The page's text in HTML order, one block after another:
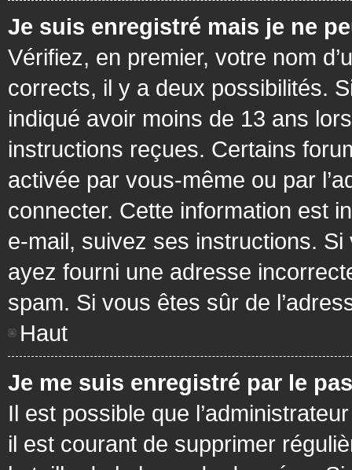
Je suis enregistré mais je ne
Vérifiez, en premier, votre nom
corrects, il y a deux possibilités.
indiqué avoir moins de 13 ans
instructions reçues. Certains
activée par vous-même ou par
connecter. Cette information est
e-mail, suivez ses instructions. Si
ayez fourni une adresse
spam. Si vous êtes sûr de
Haut
Je me suis enregistré par le
Il est possible que
il est courant de supprimer